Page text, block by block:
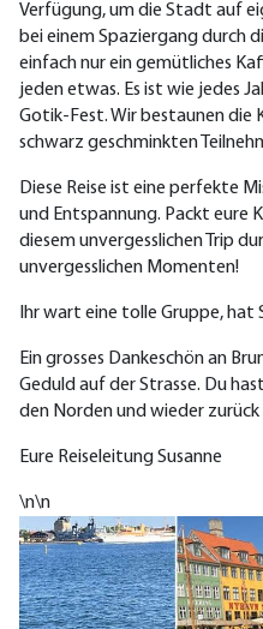
Verfügung, um die Stadt auf
bei einemSpaziergang durch
einfach nur ein gemütliches
jeden etwas. Es ist wie jedes
Gotik-Fest. Wir bestaunen die
schwarz geschminkten
Diese Reise ist eine perfekte
und Entspannung. Packt eure
diesem unvergesslichen Trip
unvergesslichen Momenten!
Ihr wart eine tolle Gruppe, hat
Ein grosses Dankeschön an
Geduld auf der Strasse. Du
den Norden und wieder zurück
Eure Reiseleitung Susanne
\n\n